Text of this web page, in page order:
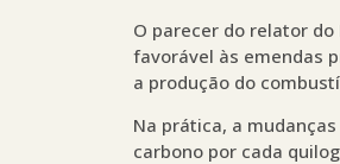
O parecer do relator do
favorável às emendas
a produção do
Na prática, a
carbono por cada